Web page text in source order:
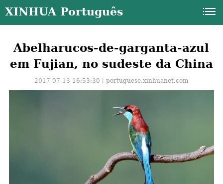
XINHUA Português
Abelharucos-de-garganta-azul
em Fujian, no sudeste da China
2017-07-13 16:53:30丨portuguese.xinhuanet.com